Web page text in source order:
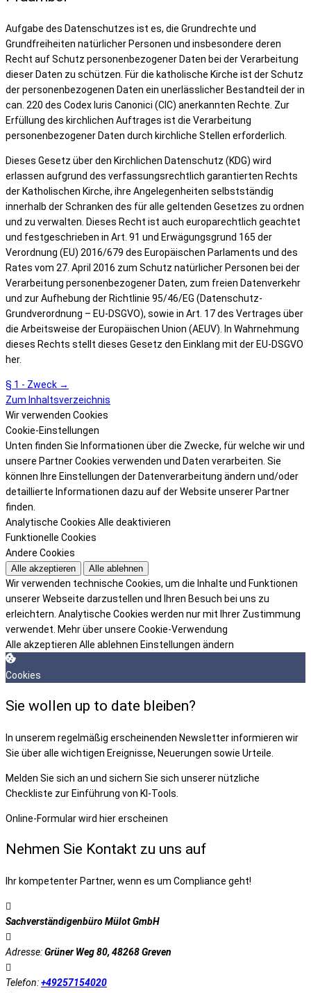
Aufgabe des Datenschutzes ist es, die Grundrechte und
Grundfreiheiten natürlicher Personen und insbesondere deren
Recht auf Schutz personenbezogener Daten bei der Verarbeitung
dieser Daten zu schützen. Für die katholische Kirche ist der Schutz
der personenbezogenen Daten ein unerlässlicher Bestandteil der in
can. 220 des Codex Iuris Canonici (CIC) anerkannten Rechte. Zur
Erfüllung des kirchlichen Auftrages ist die Verarbeitung
personenbezogener Daten durch kirchliche Stellen erforderlich.
Dieses Gesetz über den Kirchlichen Datenschutz (KDG) wird
erlassen aufgrund des verfassungsrechtlich garantierten Rechts
der Katholischen Kirche, ihre Angelegenheiten selbstständig
innerhalb der Schranken des für alle geltenden Gesetzes zu ordnen
und zu verwalten. Dieses Recht ist auch europarechtlich geachtet
und festgeschrieben in Art. 91 und Erwägungsgrund 165 der
Verordnung (EU) 2016/679 des Europäischen Parlaments und des
Rates vom 27. April 2016 zum Schutz natürlicher Personen bei der
Verarbeitung personenbezogener Daten, zum freien Datenverkehr
und zur Aufhebung der Richtlinie 95/46/EG (Datenschutz-
Grundverordnung – EU-DSGVO), sowie in Art. 17 des Vertrages über
die Arbeitsweise der Europäischen Union (AEUV). In Wahrnehmung
dieses Rechts stellt dieses Gesetz den Einklang mit der EU-DSGVO
her.
§ 1 - Zweck →
Zum Inhaltsverzeichnis
Wir verwenden Cookies
Cookie-Einstellungen
Unten finden Sie Informationen über die Zwecke, für welche wir und
unsere Partner Cookies verwenden und Daten verarbeiten. Sie
können Ihre Einstellungen der Datenverarbeitung ändern und/oder
detaillierte Informationen dazu auf der Website unserer Partner
finden.
Analytische Cookies Alle deaktivieren
Funktionelle Cookies
Andere Cookies
Alle akzeptieren Alle ablehnen
Wir verwenden technische Cookies, um die Inhalte und Funktionen
unserer Webseite darzustellen und Ihren Besuch bei uns zu
erleichtern. Analytische Cookies werden nur mit Ihrer Zustimmung
verwendet. Mehr über unsere Cookie-Verwendung
Alle akzeptieren Alle ablehnen Einstellungen ändern
Cookies
Sie wollen up to date bleiben?
In unserem regelmäßig erscheinenden Newsletter informieren wir
Sie über alle wichtigen Ereignisse, Neuerungen sowie Urteile.
Melden Sie sich an und sichern Sie sich unserer nützliche
Checkliste zur Einführung von KI-Tools.
Online-Formular wird hier erscheinen
Nehmen Sie Kontakt zu uns auf
Ihr kompetenter Partner, wenn es um Compliance geht!
Sachverständigenbüro Mülot GmbH
Adresse:Grüner Weg 80, 48268 Greven
Telefon:+49257154020